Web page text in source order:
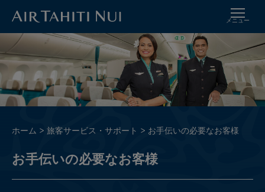
ン
ン
テ
メニュー
ー
パ
く
ホーム 旅客サービス・サポート お手伝いの必要なお客様
お手伝いの必要なお客様